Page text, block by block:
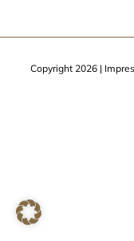
Copyright 2026 |